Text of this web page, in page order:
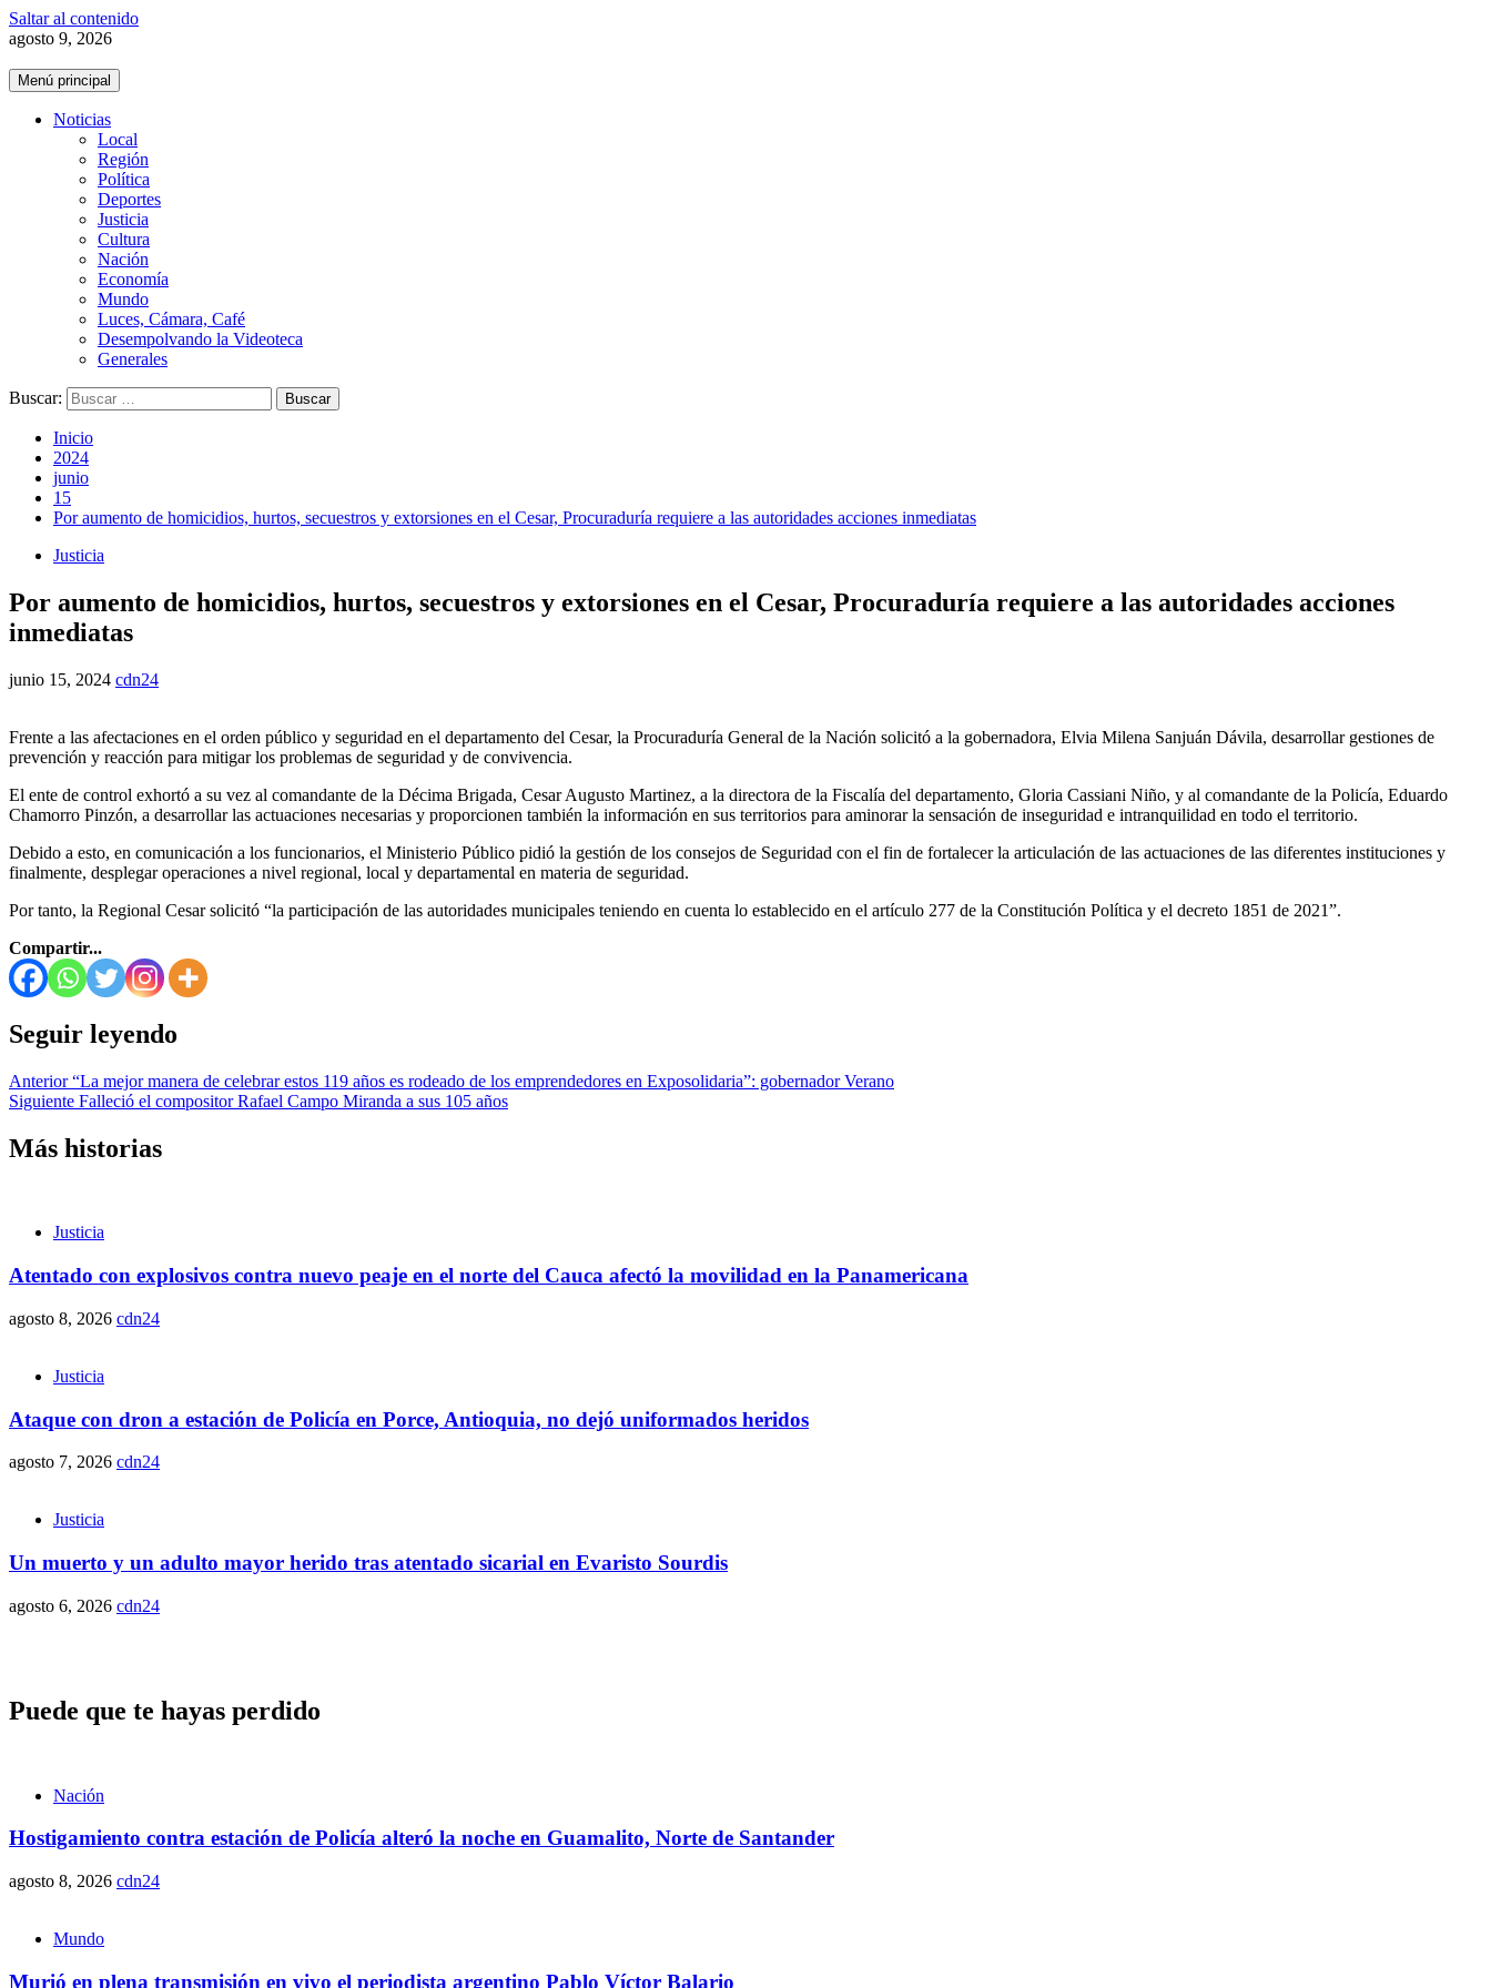
Saltar al contenido
agosto 9, 2026
Menú principal
Noticias
Local
Región
Política
Deportes
Justicia
Cultura
Nación
Economía
Mundo
Luces, Cámara, Café
Desempolvando la Videoteca
Generales
Buscar:
Inicio
2024
junio
15
Por aumento de homicidios, hurtos, secuestros y extorsiones en el Cesar, Procuraduría requiere a las autoridades acciones inmediatas
Justicia
Por aumento de homicidios, hurtos, secuestros y extorsiones en el Cesar, Procuraduría requiere a las autoridades acciones
inmediatas
junio 15, 2024 cdn24
Frente a las afectaciones en el orden público y seguridad en el departamento del Cesar, la Procuraduría General de la Nación solicitó a la gobernadora, Elvia Milena Sanjuán Dávila, desarrollar gestiones de
prevención y reacción para mitigar los problemas de seguridad y de convivencia.
El ente de control exhortó a su vez al comandante de la Décima Brigada, Cesar Augusto Martinez, a la directora de la Fiscalía del departamento, Gloria Cassiani Niño, y al comandante de la Policía, Eduardo
Chamorro Pinzón, a desarrollar las actuaciones necesarias y proporcionen también la información en sus territorios para aminorar la sensación de inseguridad e intranquilidad en todo el territorio.
Debido a esto, en comunicación a los funcionarios, el Ministerio Público pidió la gestión de los consejos de Seguridad con el fin de fortalecer la articulación de las actuaciones de las diferentes instituciones y
finalmente, desplegar operaciones a nivel regional, local y departamental en materia de seguridad.
Por tanto, la Regional Cesar solicitó “la participación de las autoridades municipales teniendo en cuenta lo establecido en el artículo 277 de la Constitución Política y el decreto 1851 de 2021”.
Compartir...
Seguir leyendo
Anterior“La mejor manera de celebrar estos 119 años es rodeado de los emprendedores en Exposolidaria”: gobernador Verano
Siguiente Falleció el compositor Rafael Campo Miranda a sus 105 años
Más historias
Justicia
Atentado con explosivos contra nuevo peaje en el norte del Cauca afectó la movilidad en la Panamericana
agosto 8, 2026 cdn24
Justicia
Ataque con dron a estación de Policía en Porce, Antioquia, no dejó uniformados heridos
agosto 7, 2026 cdn24
Justicia
Un muerto y un adulto mayor herido tras atentado sicarial en Evaristo Sourdis
agosto 6, 2026 cdn24
Puede que te hayas perdido
Nación
Hostigamiento contra estación de Policía alteró la noche en Guamalito, Norte de Santander
agosto 8, 2026 cdn24
Mundo
Murió en plena transmisión en vivo el periodista argentino Pablo Víctor Balario